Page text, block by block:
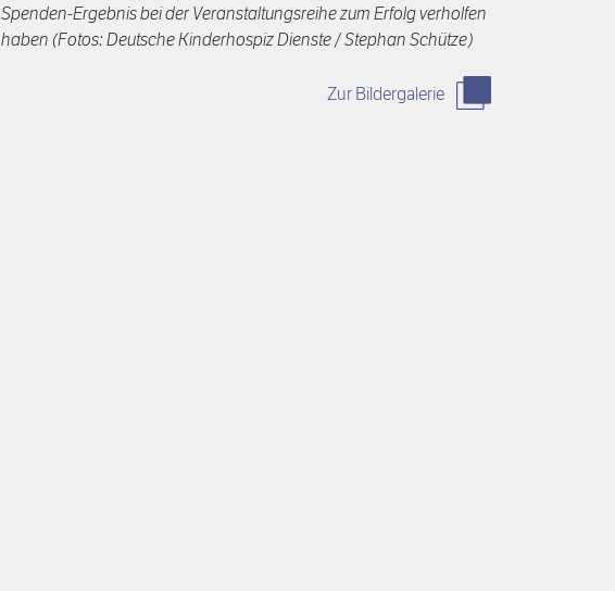
Spenden-Ergebnis bei der Veranstaltungsreihe zum Erfolg verholfen
haben (Fotos: Deutsche Kinderhospiz Dienste / Stephan Schütze)
Zur Bildergalerie